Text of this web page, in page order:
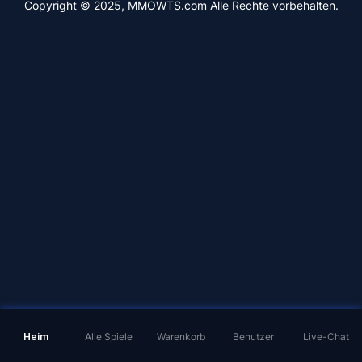
Heim Alle Spiele Warenkorb Benutzer Live-Chat
Copyright © 2025, MMOWTS.com Alle Rechte vorbehalten.